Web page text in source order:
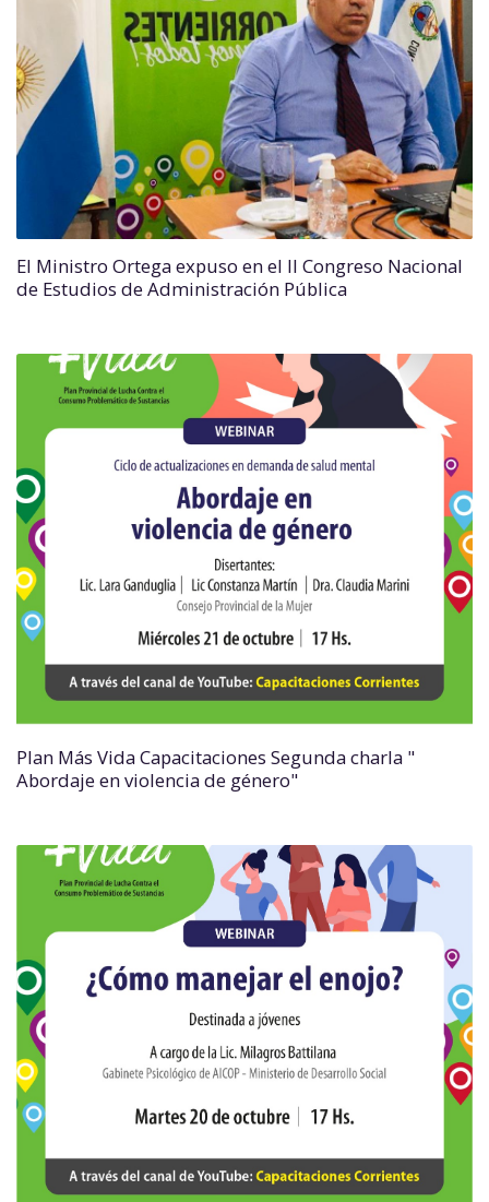
El Ministro Ortega expuso en el II Congreso Nacional
de Estudios de Administración Pública
Plan Más Vida Capacitaciones Segunda charla "
Abordaje en violencia de género"